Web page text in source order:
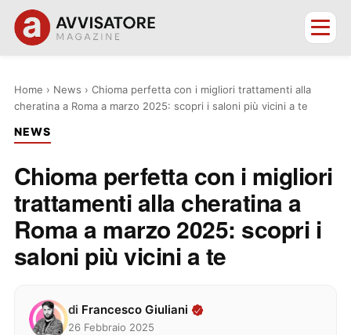
Home › News › Chioma perfetta con i migliori trattamenti alla
cheratina a Roma a marzo 2025: scopri i saloni più vicini a te
NEWS
Chioma perfetta con i migliori
trattamenti alla cheratina a
Roma a marzo 2025: scopri i
saloni più vicini a te
di Francesco Giuliani
26 Febbraio 2025